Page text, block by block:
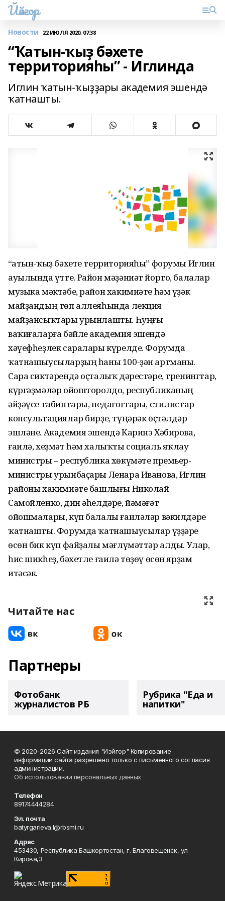
Йәйғор
Новости 22 ИЮЛЯ 2020, 07:38
“Ҡатын-ҡыҙ бәхете
территорияһы” - Иглинда
Иглин ҡатын-ҡыҙҙары академия эшендә
ҡатнашты.
“Ҡатын-ҡыҙ бәхете территорияһы” форумы Иглин
ауылында үтте. Район мәҙәниәт йорто, балалар
музыка мәктәбе, район хакимиәте һәм үҙәк
майҙандың төп аллеяһында лекция
майҙансыҡтары урынлашты. Һуңғы
ваҡиғаларға бәйле академия эшендә
хәүефһеҙлек саралары күрелде. Форумда
ҡатнашыусыларҙың һаны 100-ҙән артманы.
Сара сиктәрендә оҫталыҡ дәрестәре, тренингтар,
күргәҙмәләр ойошторолдо, республиканың
әйҙәүсе табиптары, педагогтары, стилистар
консультациялар бирҙе, түңәрәк өҫтәлдәр
эшләне. Академия эшендә Каринэ Хәбирова,
ғаилә, хеҙмәт һәм халыҡты социаль яҡлау
министры – республика хөкүмәте премьер-
министры урынбаҫары Ленара Иванова, Иглин
районы хакимиәте башлығы Николай
Самойленко, дин әһелдәре, йәмәғәт
ойошмалары, күп балалы ғаиләләр вәкилдәре
ҡатнашты. Форумда ҡатнашыусылар үҙҙәре
өсөн бик күп файҙалы мәғлүмәттәр алды. Улар,
һис шикһеҙ, бәхетле ғаилә төҙөү өсөн ярҙам
итәсәк.
Читайте нас
Партнеры
Фотобанк
журналистов РБ
Рубрика "Еда и
напитки"
© 2020-2026 Сайт издания "Иэйгор" Копирование
информации сайта разрешено только с письменного согласия
администрации.
Об использовании персональных данных
Телефон
89174444284
Эл. почта
batyrgarieva.l@rbsmi.ru
Адрес
453430, Республика Башкортостан, г. Благовещенск, ул.
Кирова,3